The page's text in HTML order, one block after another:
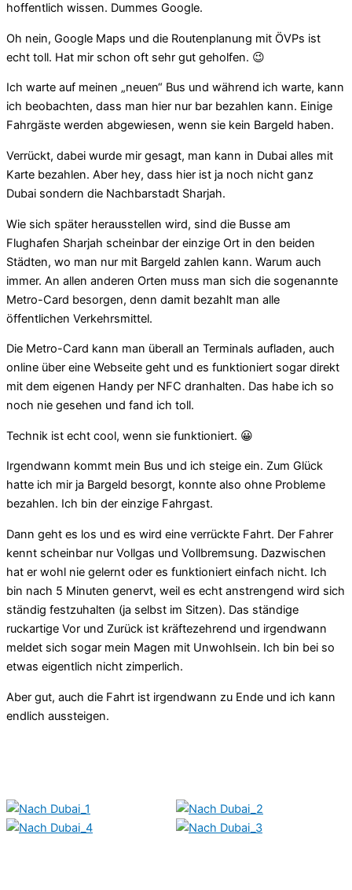
hoffentlich wissen. Dummes Google.
Oh nein, Google Maps und die Routenplanung mit ÖVPs ist
echt toll. Hat mir schon oft sehr gut geholfen. 😉
Ich warte auf meinen „neuen“ Bus und während ich warte, kann
ich beobachten, dass man hier nur bar bezahlen kann. Einige
Fahrgäste werden abgewiesen, wenn sie kein Bargeld haben.
Verrückt, dabei wurde mir gesagt, man kann in Dubai alles mit
Karte bezahlen. Aber hey, dass hier ist ja noch nicht ganz
Dubai sondern die Nachbarstadt Sharjah.
Wie sich später herausstellen wird, sind die Busse am
Flughafen Sharjah scheinbar der einzige Ort in den beiden
Städten, wo man nur mit Bargeld zahlen kann. Warum auch
immer. An allen anderen Orten muss man sich die sogenannte
Metro-Card besorgen, denn damit bezahlt man alle
öffentlichen Verkehrsmittel.
Die Metro-Card kann man überall an Terminals aufladen, auch
online über eine Webseite geht und es funktioniert sogar direkt
mit dem eigenen Handy per NFC dranhalten. Das habe ich so
noch nie gesehen und fand ich toll.
Technik ist echt cool, wenn sie funktioniert. 😀
Irgendwann kommt mein Bus und ich steige ein. Zum Glück
hatte ich mir ja Bargeld besorgt, konnte also ohne Probleme
bezahlen. Ich bin der einzige Fahrgast.
Dann geht es los und es wird eine verrückte Fahrt. Der Fahrer
kennt scheinbar nur Vollgas und Vollbremsung. Dazwischen
hat er wohl nie gelernt oder es funktioniert einfach nicht. Ich
bin nach 5 Minuten genervt, weil es echt anstrengend wird sich
ständig festzuhalten (ja selbst im Sitzen). Das ständige
ruckartige Vor und Zurück ist kräftezehrend und irgendwann
meldet sich sogar mein Magen mit Unwohlsein. Ich bin bei so
etwas eigentlich nicht zimperlich.
Aber gut, auch die Fahrt ist irgendwann zu Ende und ich kann
endlich aussteigen.